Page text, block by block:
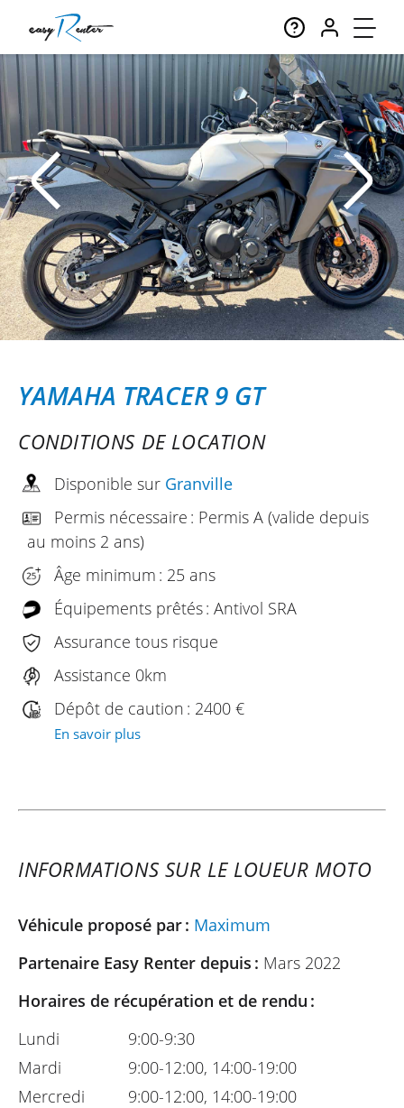
YAMAHA TRACER 9 GT
CONDITIONS DE LOCATION
Disponible sur Granville
Permis nécessaire : Permis A (valide depuis
au moins 2 ans)
Âge minimum : 25 ans
Équipements prêtés : Antivol SRA
Assurance tous risque
Assistance 0km
Dépôt de caution : 2400 €
En savoir plus
INFORMATIONS SUR LE LOUEUR MOTO
Véhicule proposé par : Maximum
Partenaire Easy Renter depuis : Mars 2022
Horaires de récupération et de rendu :
Lundi
Mardi
Mercredi
9:00-9:30
9:00-12:00, 14:00-19:00
9:00-12:00, 14:00-19:00